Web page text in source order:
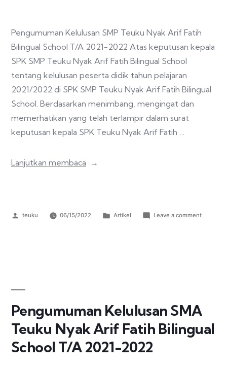
Pengumuman Kelulusan SMP Teuku Nyak Arif Fatih
Bilingual School T/A 2021-2022 Atas keputusan kepala
SPK SMP Teuku Nyak Arif Fatih Bilingual School
tentang kelulusan peserta didik tahun pelajaran
2021/2022 di SPK SMP Teuku Nyak Arif Fatih Bilingual
School. Berdasarkan menimbang, mengingat dan
memerhatikan yang telah terlampir dalam surat
keputusan kepala SPK Teuku Nyak Arif Fatih …
Lanjutkan membaca
teuku 06/15/2022 Artikel Leave a comment
Pengumuman Kelulusan SMA
Teuku Nyak Arif Fatih Bilingual
School T/A 2021-2022